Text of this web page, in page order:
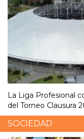
La Liga Profesional
del Torneo Clausura
SOCIEDAD